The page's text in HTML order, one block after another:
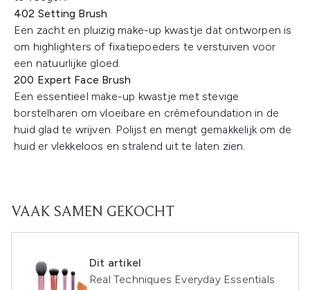
402 Setting Brush
Een zacht en pluizig make-up kwastje dat ontworpen is
om highlighters of fixatiepoeders te verstuiven voor
een natuurlijke gloed.
200 Expert Face Brush
Een essentieel make-up kwastje met stevige
borstelharen om vloeibare en crèmefoundation in de
huid glad te wrijven. Polijst en mengt gemakkelijk om de
huid er vlekkeloos en stralend uit te laten zien.
VAAK SAMEN GEKOCHT
Dit artikel
Real Techniques Everyday Essentials